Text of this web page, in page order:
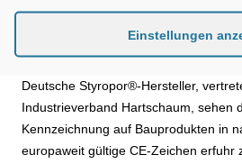
der Steigerung der Energieeffizienz in
Deutsche Styropor®-Hersteller,
Industrieverband Hartschaum, sehen
Kennzeichnung auf Bauprodukten in
europaweit gültige CE-Zeichen erfuhr
Einstellungen